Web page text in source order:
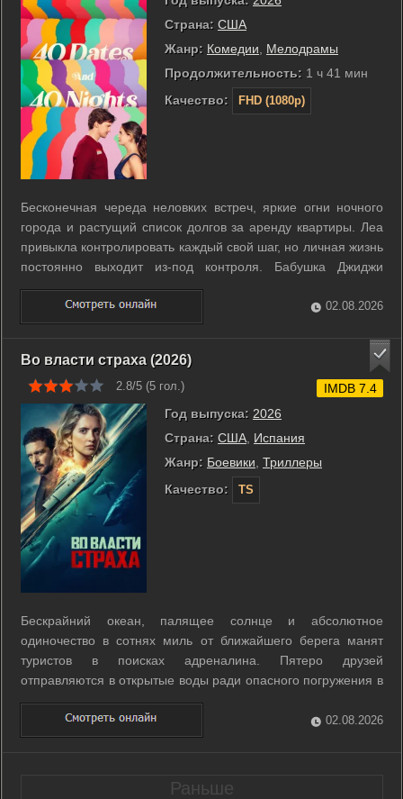
Страна: США
Жанр: Комедии
Мелодрамы
Продолжительность: 1 ч 41 мин
Качество:
FHD (1080p)
Бесконечная череда неловких встреч, яркие огни ночного
города и растущий список долгов за аренду квартиры. Леа
привыкла контролировать каждый свой шаг, но личная жизнь
постоянно выходит из-под контроля. Бабушка Джиджи
предлагает авантюрный план в обмен на финансовое
спасение. Героиня должна отправиться на сорок свиданий
за сорок ночей. Этот ...
02.08.2026
Во власти страха (2026)
2.8/5 (5 гол.)
Год выпуска: 2026
Страна: США, Испания
Жанр: Боевики, Триллеры
Качество:
TS
IMDB 7.4
Бескрайний океан, палящее солнце и абсолютное
одиночество в сотнях миль от ближайшего берега манят
туристов в поисках адреналина. Пятеро друзей
отправляются в открытые воды ради опасного погружения в
клетке к белым акулам. Идиллический отдых обрывается,
когда на борт их лодки проникает вооруженная банда
контрабандистов. Преступники берут группу в ...
02.08.2026
Раньше